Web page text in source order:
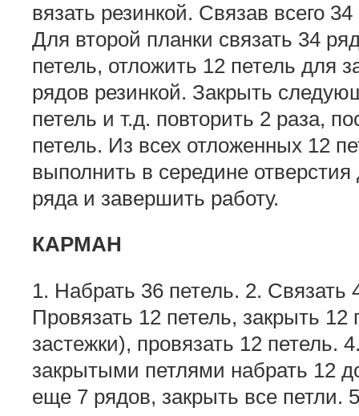
вязать резинкой. Связав всего
Для второй планки связать 34
петель, отложить 12 петель для
рядов резинкой. Закрыть
петель и т.д. повторить 2 раза,
петель. Из всех отложенных 12
выполнить в середине
ряда и завершить работу.
КАРМАН
1. Набрать 36 петель. 2. Связать
Провязать 12 петель, закрыть 12
застежки), провязать 12 петель.
закрытыми петлями набрать 12
еще 7 рядов, закрыть все петли.